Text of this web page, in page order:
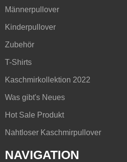
Männerpullover
Kinderpullover
Zubehör
T-Shirts
Kaschmirkollektion 2022
Was gibt's Neues
Hot Sale Produkt
Nahtloser Kaschmirpullover
NAVIGATION